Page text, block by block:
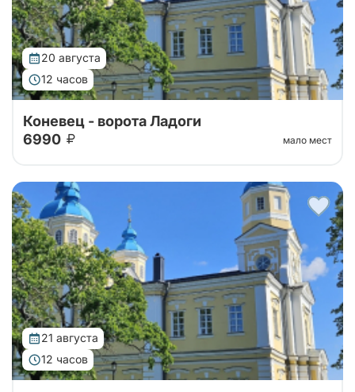
20 августа
12 часов
Тур организован совместно с Паломнической
службой Коневского монастыря. Уехать утром с
большой земли, чтобы к вечеру вернуться другим
человеком — такую силу имеет однодне...
Коневец - ворота Ладоги
6990
мало мест
21 августа
12 часов